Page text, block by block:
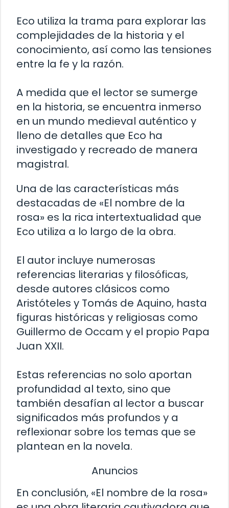
Eco utiliza la trama para explorar las
complejidades de la historia y el
conocimiento, así como las tensiones
entre la fe y la razón.
A medida que el lector se sumerge
en la historia, se encuentra inmerso
en un mundo medieval auténtico y
lleno de detalles que Eco ha
investigado y recreado de manera
magistral.
Una de las características más
destacadas de «El nombre de la
rosa» es la rica intertextualidad que
Eco utiliza a lo largo de la obra.
El autor incluye numerosas
referencias literarias y filosóficas,
desde autores clásicos como
Aristóteles y Tomás de Aquino, hasta
figuras históricas y religiosas como
Guillermo de Occam y el propio Papa
Juan XXII.
Estas referencias no solo aportan
profundidad al texto, sino que
también desafían al lector a buscar
significados más profundos y a
reflexionar sobre los temas que se
plantean en la novela.
Anuncios
En conclusión, «El nombre de la rosa»